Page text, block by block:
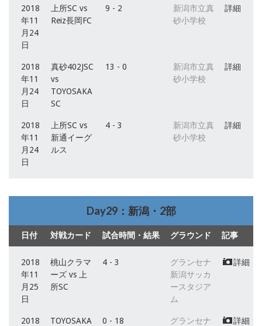
2018
年11
月24
日
上所SC vs
Reiz長岡FC
9 - 2
新潟市立真
砂小学校
詳細
2018
年11
月24
日
真砂402JSC
vs
TOYOSAKA
SC
13 - 0
新潟市立真
砂小学校
詳細
2018
年11
月24
日
上所SC vs
新通イーグ
ルス
4 - 3
新潟市立真
砂小学校
詳細
Day29：新潟・2部
日付 対戦カード 試合時間・結果 グラウンド 記事
2018
年11
月25
日
桃山クラマ
ーズ vs 上
所SC
4 - 3
グランセナ
新潟サッカ
ースタジア
ム
詳細
2018
TOYOSAKA
0 - 18
グランセナ
詳細